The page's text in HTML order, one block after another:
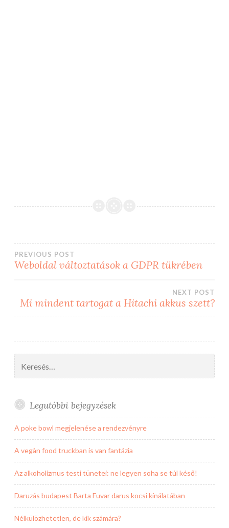
Bejegyzés
PREVIOUS POST
Weboldal változtatások a GDPR tükrében
NEXT POST
Mi mindent tartogat a Hitachi akkus szett?
Legutóbbi bejegyzések
A poke bowl megjelenése a rendezvényre
A vegàn food truckban is van fantázia
Az alkoholizmus testi tünetei: ne legyen soha se túl késő!
Daruzás budapest Barta Fuvar darus kocsi kínálatában
Nélkülözhetetlen, de kik számára?